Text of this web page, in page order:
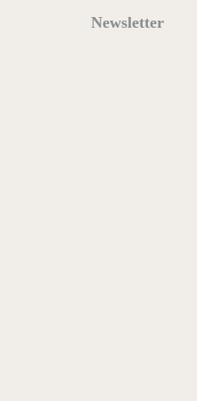
Newsletter